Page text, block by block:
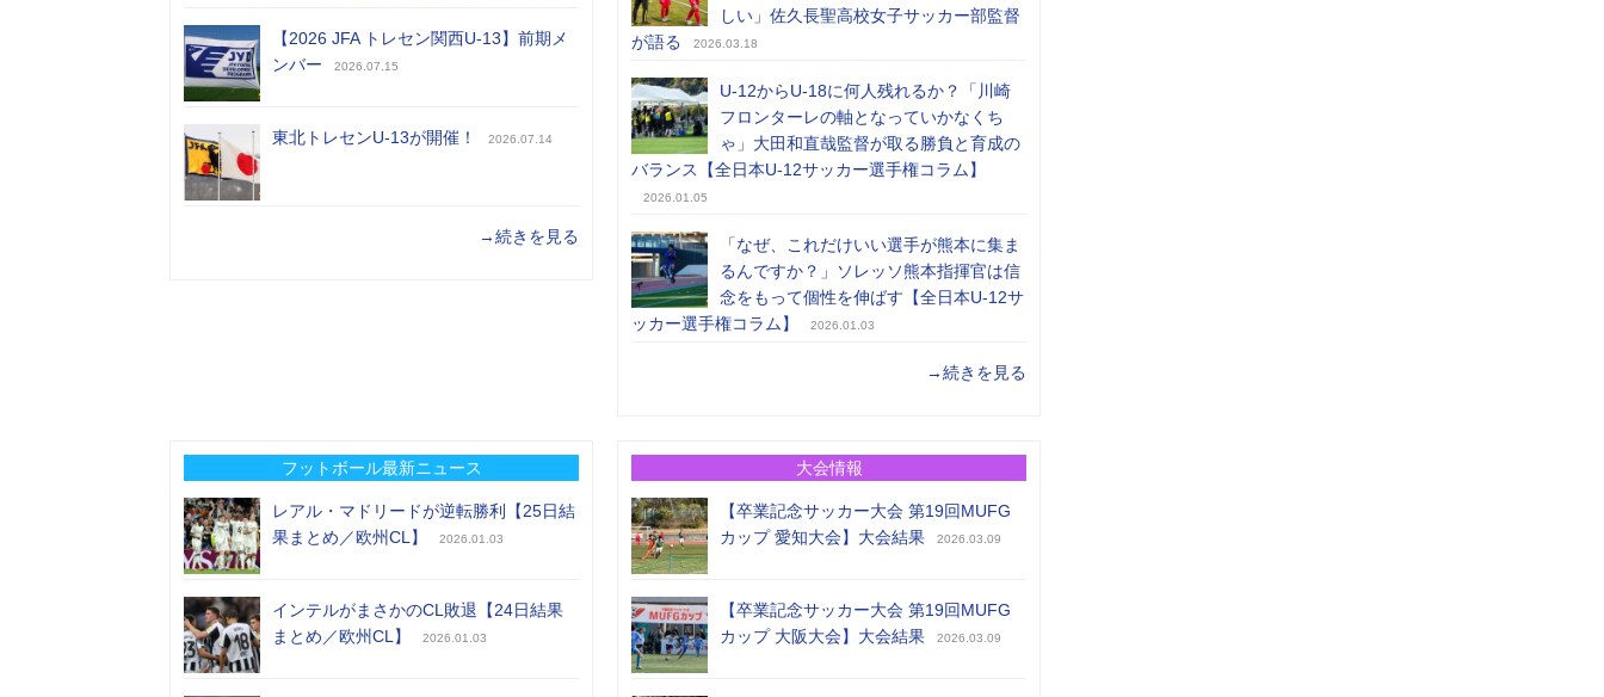
【2026 JFA トレセン関西U-13】前期メ
ンバー
2026.07.15
東北トレセンU-13が開催！ 2026.07.14
→続きを見る
しい」佐久長聖高校女子サッカー部監督
が語る
2026.03.18
U-12からU-18に何人残れるか？「川崎
フロンターレの軸となっていかなくち
ゃ」大田和直哉監督が取る勝負と育成の
バランス【全日本U-12サッカー選手権コラム】
2026.01.05
「なぜ、これだけいい選手が熊本に集ま
るんですか？」ソレッソ熊本指揮官は信
念をもって個性を伸ばす【全日本U-12サ
ッカー選手権コラム】
2026.01.03
→続きを見る
フットボール最新ニュース
レアル・マドリードが逆転勝利【25日結
果まとめ／欧州CL】
2026.01.03
インテルがまさかのCL敗退【24日結果
まとめ／欧州CL】
2026.01.03
大会情報
【卒業記念サッカー大会 第19回MUFG
カップ 愛知大会】大会結果
2026.03.09
【卒業記念サッカー大会 第19回MUFG
カップ 大阪大会】大会結果
2026.03.09